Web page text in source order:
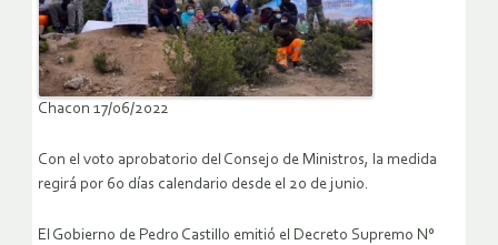
Chacon 17/06/2022
Con el voto aprobatorio del Consejo de Ministros, la medida
regirá por 60 días calendario desde el 20 de junio.
El Gobierno de Pedro Castillo emitió el Decreto Supremo N°